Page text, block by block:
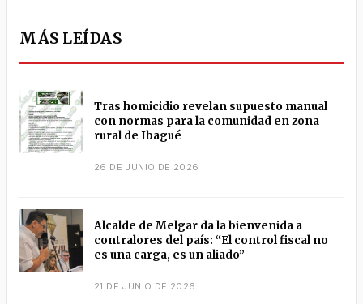
MÁS LEÍDAS
Tras homicidio revelan supuesto manual
con normas para la comunidad en zona
rural de Ibagué
26 DE JUNIO DE 2026
Alcalde de Melgar da la bienvenida a
contralores del país: “El control fiscal no
es una carga, es un aliado”
21 DE JUNIO DE 2026